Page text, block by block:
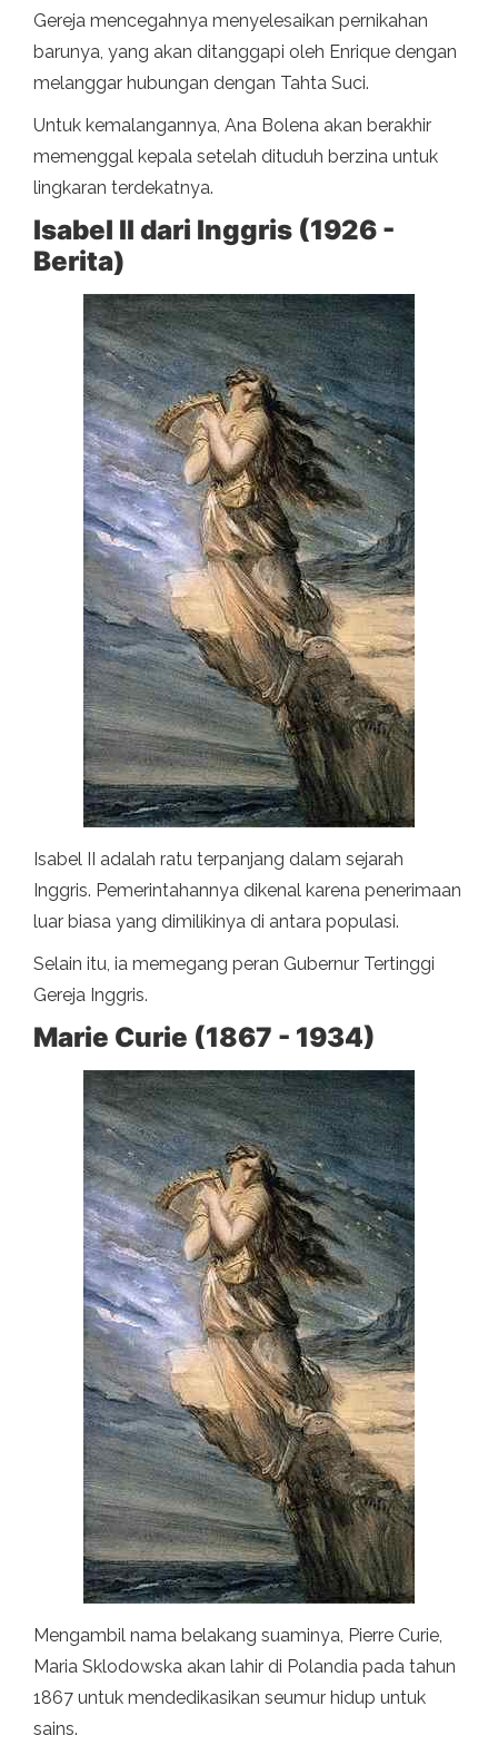
Gereja mencegahnya menyelesaikan pernikahan
barunya, yang akan ditanggapi oleh Enrique dengan
melanggar hubungan dengan Tahta Suci.
Untuk kemalangannya, Ana Bolena akan berakhir
memenggal kepala setelah dituduh berzina untuk
lingkaran terdekatnya.
Isabel II dari Inggris (1926 -
Berita)
Isabel II adalah ratu terpanjang dalam sejarah
Inggris. Pemerintahannya dikenal karena penerimaan
luar biasa yang dimilikinya di antara populasi.
Selain itu, ia memegang peran Gubernur Tertinggi
Gereja Inggris.
Marie Curie (1867 - 1934)
Mengambil nama belakang suaminya, Pierre Curie,
Maria Sklodowska akan lahir di Polandia pada tahun
1867 untuk mendedikasikan seumur hidup untuk
sains.